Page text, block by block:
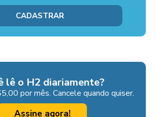
lê o H2 diariamente?
por mês. Cancele quando quiser.
Assine agora!